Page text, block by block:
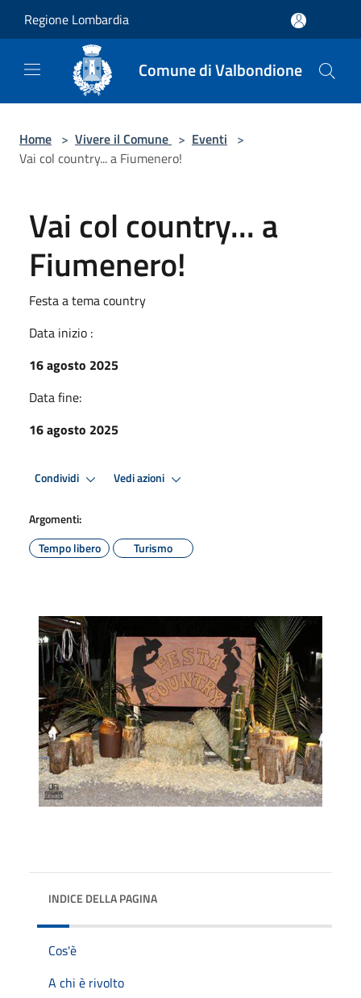
Regione Lombardia
Comune di Valbondione
Home > Vivere il Comune > Eventi >
Vai col country... a Fiumenero!
Vai col country... a
Fiumenero!
Festa a tema country
Data inizio :
16 agosto 2025
Data fine:
16 agosto 2025
Condividi Vedi azioni
Argomenti:
Tempo libero
Turismo
INDICE DELLA PAGINA
Cos'è
A chi è rivolto